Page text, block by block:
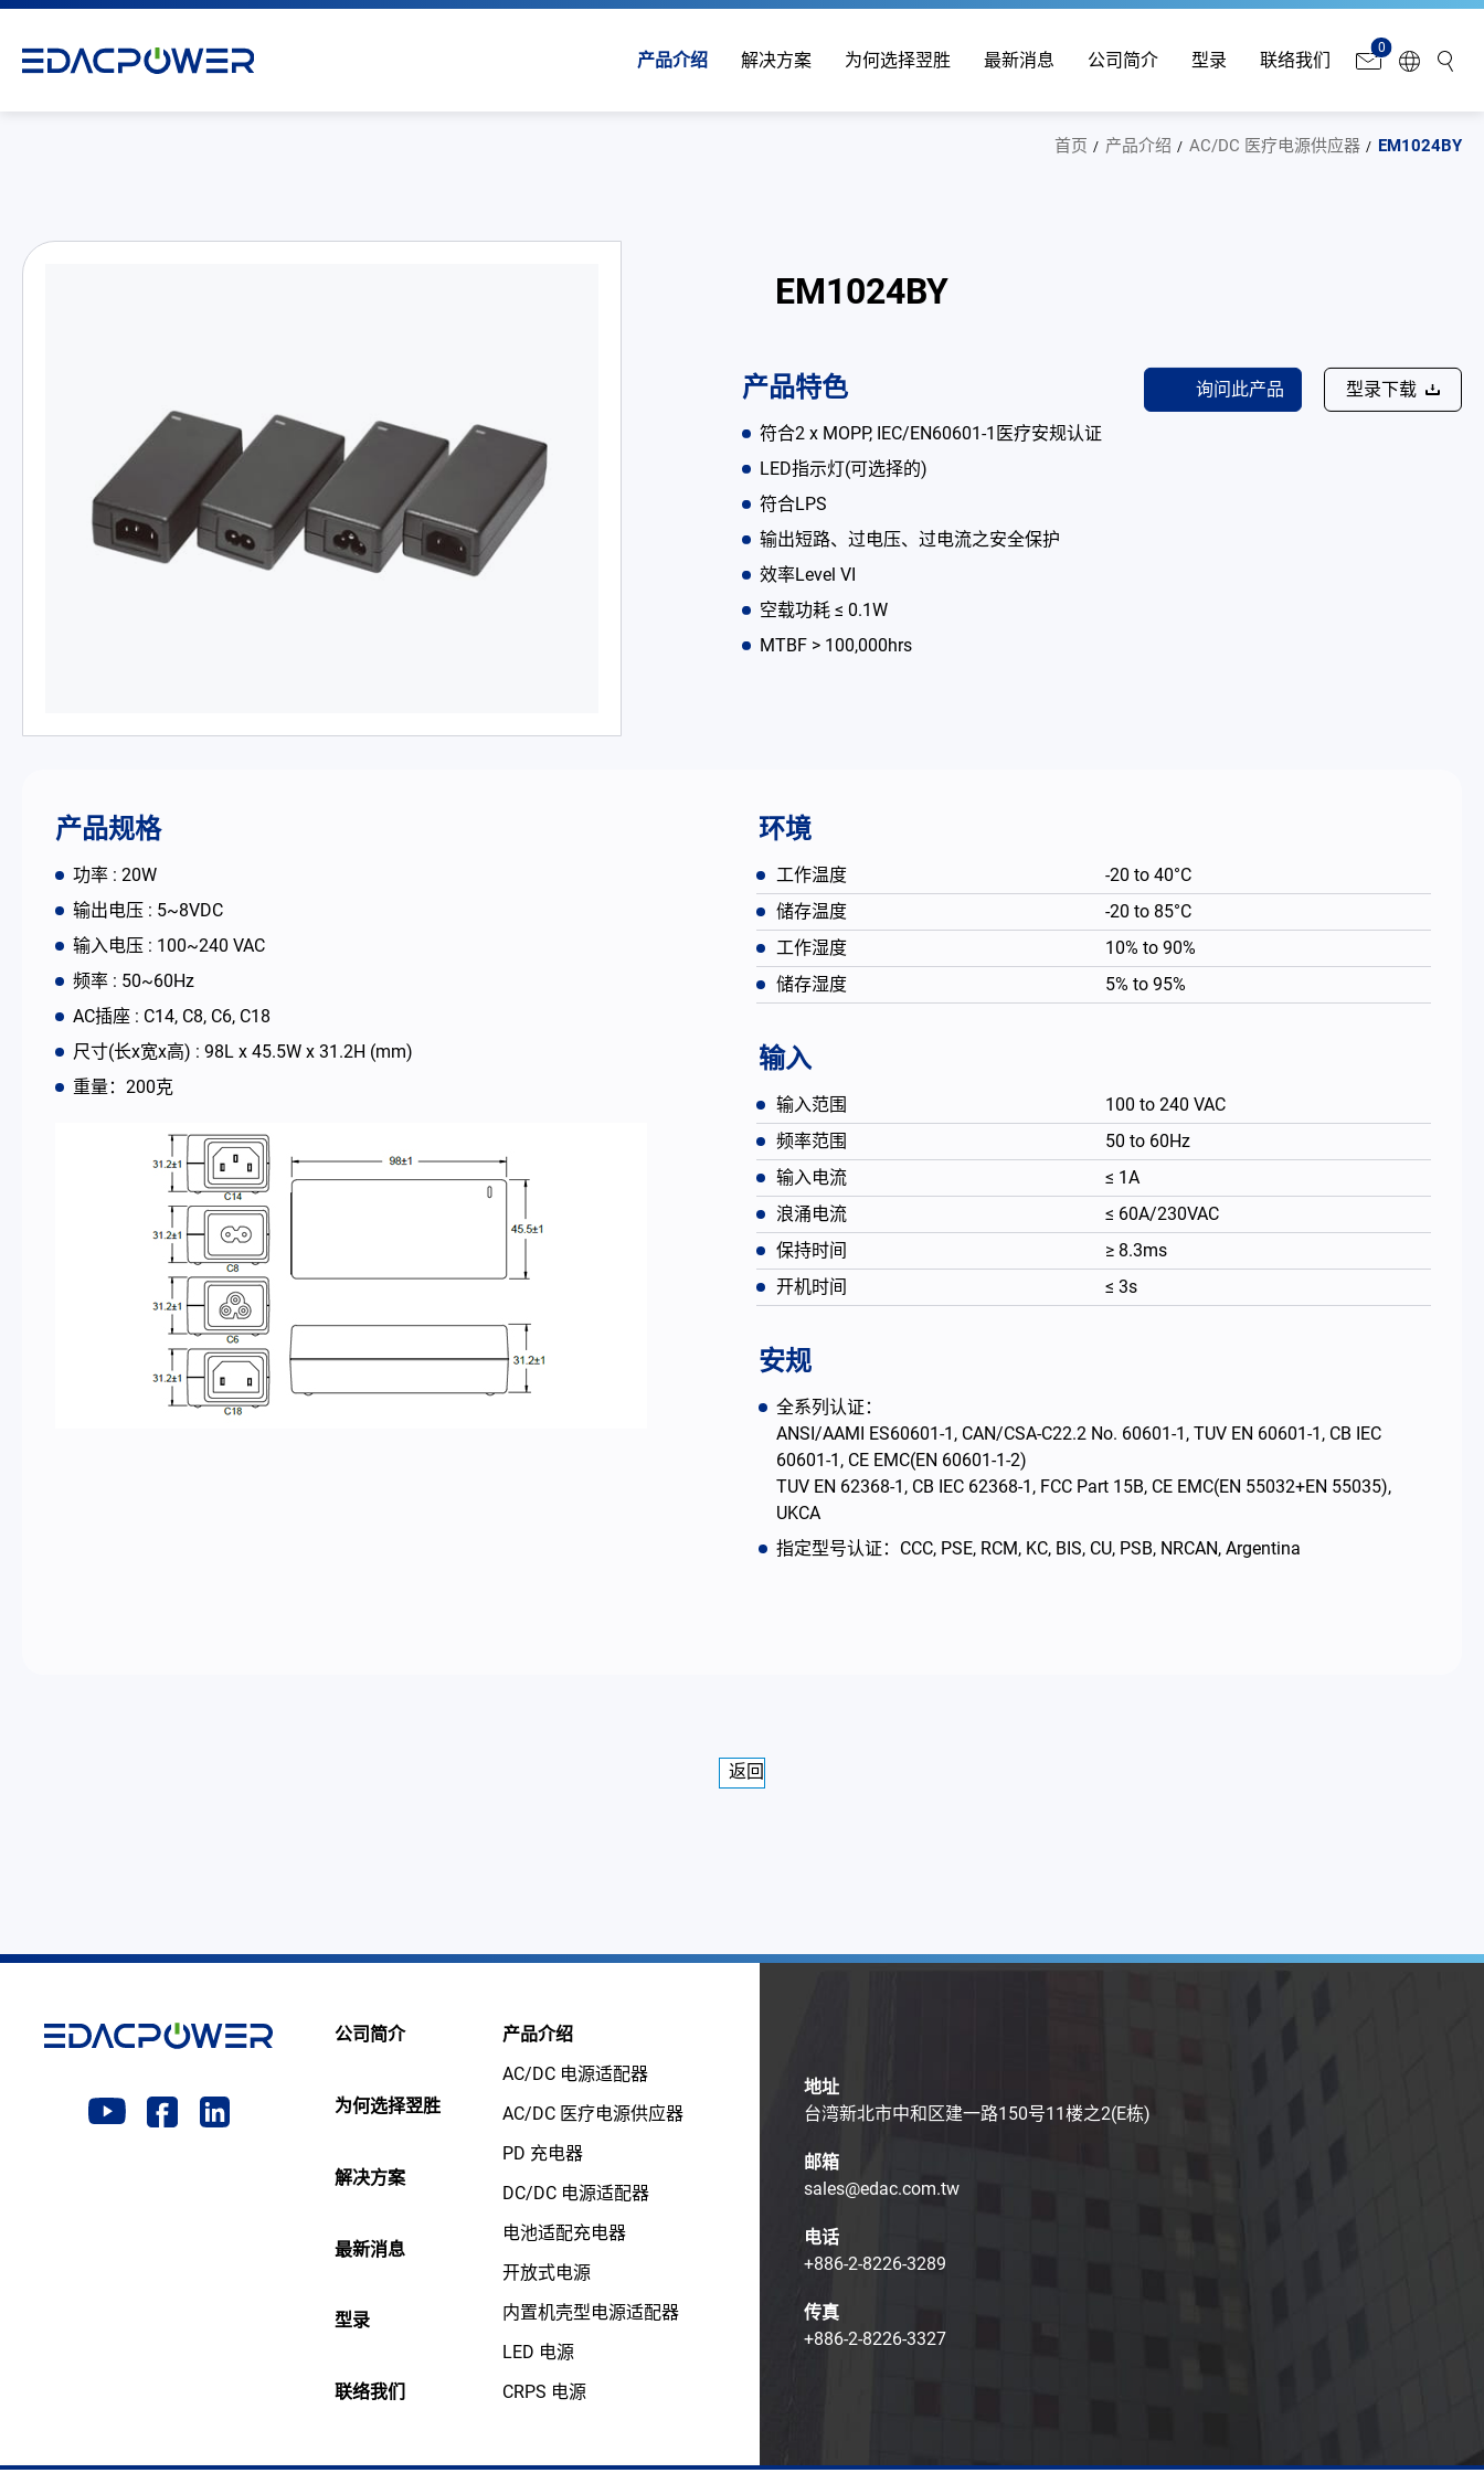
产品介绍 解决方案 为何选择翌胜 最新消息 公司简介 型录 联络我们
0
首页 产品介绍 AC/DC 医疗电源供应器 EM1024BY
EM1024BY
产品特色
符合2 x MOPP, IEC/EN60601-1医疗安规认证
LED指示灯(可选择的)
符合LPS
输出短路、过电压、过电流之安全保护
效率Level VI
空载功耗 ≤ 0.1W
MTBF > 100,000hrs
询问此产品 型录下载
产品规格
功率 : 20W
输出电压 : 5~8VDC
输入电压 : 100~240 VAC
频率 : 50~60Hz
AC插座 : C14, C8, C6, C18
尺寸(长x宽x高) : 98L x 45.5W x 31.2H (mm)
重量：200克
环境
工作温度
-20 to 40°C
储存温度
-20 to 85°C
工作湿度
10% to 90%
储存湿度
5% to 95%
输入
输入范围
100 to 240 VAC
频率范围
50 to 60Hz
输入电流
≤ 1A
浪涌电流
≤ 60A/230VAC
保持时间
≥ 8.3ms
开机时间
≤ 3s
安规
全系列认证：
ANSI/AAMI ES60601-1, CAN/CSA-C22.2 No. 60601-1, TUV EN 60601-1, CB IEC
60601-1, CE EMC(EN 60601-1-2)
TUV EN 62368-1, CB IEC 62368-1, FCC Part 15B, CE EMC(EN 55032+EN 55035),
UKCA
指定型号认证：CCC, PSE, RCM, KC, BIS, CU, PSB, NRCAN, Argentina
返回
公司简介
为何选择翌胜
解决方案
最新消息
型录
联络我们
产品介绍
AC/DC 电源适配器
AC/DC 医疗电源供应器
PD 充电器
DC/DC 电源适配器
电池适配充电器
开放式电源
内置机壳型电源适配器
LED 电源
CRPS 电源
地址
台湾新北市中和区建一路150号11楼之2(E栋)
邮箱
sales@edac.com.tw
电话
+886-2-8226-3289
传真
+886-2-8226-3327
AC/DC 医疗电源供应器
PD 充电器
DC/DC 电源适配器
内置机壳型电源适配器
CRPS 电源
解决方案
为何选择翌胜
最新消息
简体中文